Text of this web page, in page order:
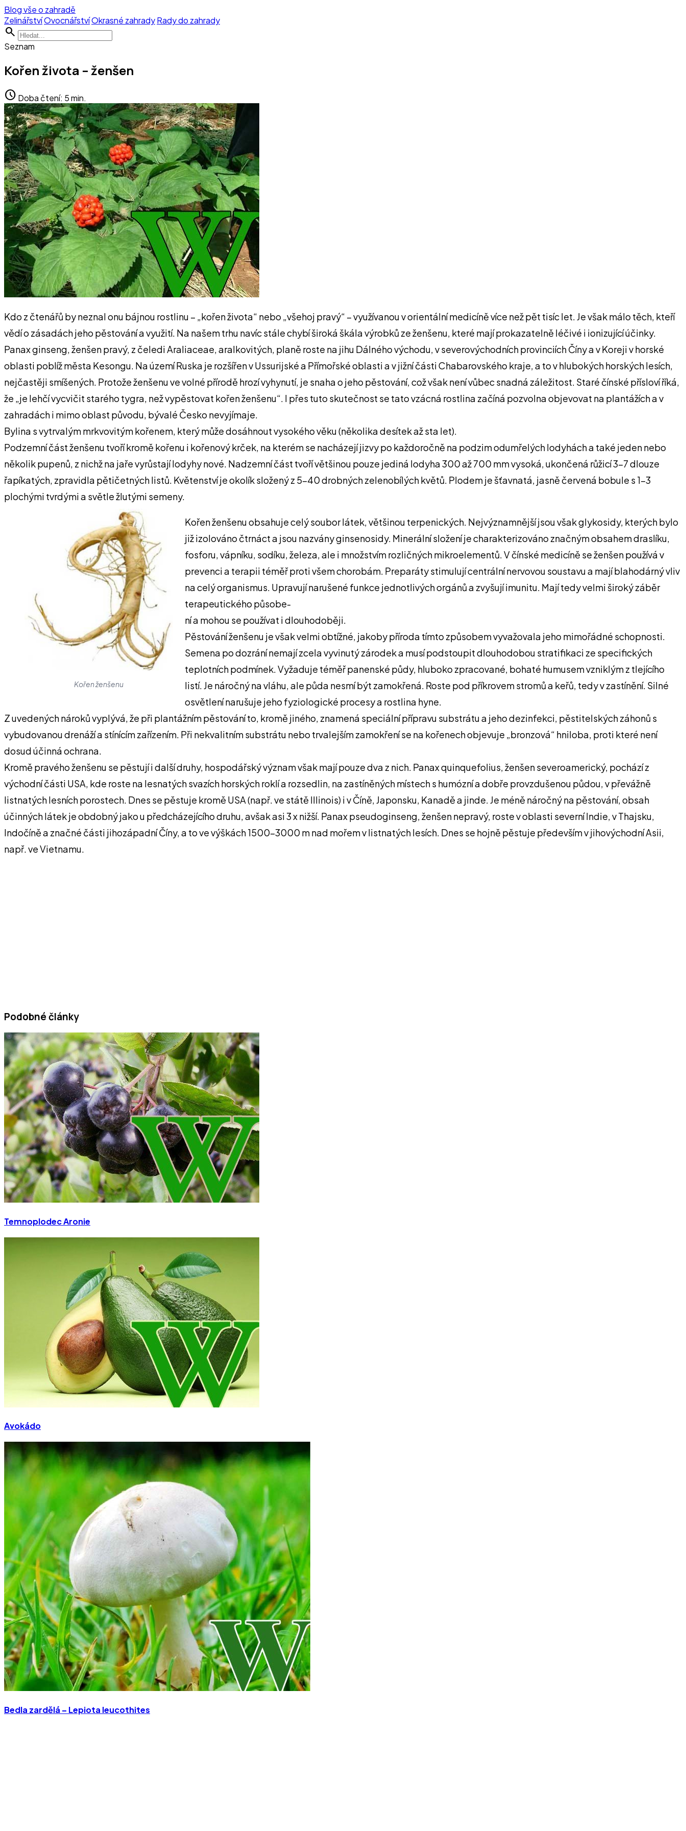
Blog vše o zahradě
ZelinářstvíOvocnářstvíOkrasné zahradyRady do zahrady
search
Seznam
Kořen života – ženšen
schedule Doba čtení: 5 min.
Kdo z čtenářů by neznal onu bájnou rostlinu – „kořen života“ nebo „všehoj pravý“ – využívanou v orientální medicíně více než pět tisíc let. Je však málo těch, kteří
vědí o zásadách jeho pěstování a využití. Na našem trhu navíc stále chybí široká škála výrobků ze ženšenu, které mají prokazatelně léčivé i ionizující účinky.
Panax ginseng, ženšen pravý, z čeledi Araliaceae, aralkovitých, planě roste na jihu Dálného východu, v severovýchodních provinciích Číny a v Koreji v horské
oblasti poblíž města Kesongu. Na území Ruska je rozšířen v Ussurijské a Přímořské oblasti a v jižní části Chabarovského kraje, a to v hlubokých horských lesích,
nejčastěji smíšených. Protože ženšenu ve volné přírodě hrozí vyhynutí, je snaha o jeho pěstování, což však není vůbec snadná záležitost. Staré čínské přísloví říká,
že „je lehčí vycvičit starého tygra, než vypěstovat kořen ženšenu“. I přes tuto skutečnost se tato vzácná rostlina začíná pozvolna objevovat na plantážích a v
zahradách i mimo oblast původu, bývalé Česko nevyjímaje.
Bylina s vytrvalým mrkvovitým kořenem, který může dosáhnout vysokého věku (několika desítek až sta let).
Podzemní část ženšenu tvoří kromě kořenu i kořenový krček, na kterém se nacházejí jizvy po každoročně na podzim odumřelých lodyhách a také jeden nebo
několik pupenů, z nichž na jaře vyrůstají lodyhy nové. Nadzemní část tvoří většinou pouze jediná lodyha 300 až 700 mm vysoká, ukončená růžicí 3-7 dlouze
řapíkatých, zpravidla pětičetných listů. Květenství je okolík složený z 5-40 drobných zelenobílých květů. Plodem je šťavnatá, jasně červená bobule s 1-3
plochými tvrdými a světle žlutými semeny.
Kořen ženšenu
Kořen ženšenu obsahuje celý soubor látek, většinou terpenických. Nejvýznamnější jsou však glykosidy, kterých bylo
již izolováno čtrnáct a jsou nazvány ginsenosidy. Minerální složení je charakterizováno značným obsahem draslíku,
fosforu, vápníku, sodíku, železa, ale i množstvím rozličných mikroelementů. V čínské medicíně se ženšen používá v
prevenci a terapii téměř proti všem chorobám. Preparáty stimulují centrální nervovou soustavu a mají blahodárný vliv
na celý organismus. Upravují narušené funkce jednotlivých orgánů a zvyšují imunitu. Mají tedy velmi široký záběr
terapeutického působe-
ní a mohou se používat i dlouhodoběji.
Pěstování ženšenu je však velmi obtížné, jakoby příroda tímto způsobem vyvažovala jeho mimořádné schopnosti.
Semena po dozrání nemají zcela vyvinutý zárodek a musí podstoupit dlouhodobou stratifikaci ze specifických
teplotních podmínek. Vyžaduje téměř panenské půdy, hluboko zpracované, bohaté humusem vzniklým z tlejícího
listí. Je náročný na vláhu, ale půda nesmí být zamokřená. Roste pod příkrovem stromů a keřů, tedy v zastínění. Silné
osvětlení narušuje jeho fyziologické procesy a rostlina hyne.
Z uvedených nároků vyplývá, že při plantážním pěstování to, kromě jiného, znamená speciální přípravu substrátu a jeho dezinfekci, pěstitelských záhonů s
vybudovanou drenáží a stínícím zařízením. Při nekvalitním substrátu nebo trvalejším zamokření se na kořenech objevuje „bronzová“ hniloba, proti které není
dosud účinná ochrana.
Kromě pravého ženšenu se pěstují i další druhy, hospodářský význam však mají pouze dva z nich. Panax quinquefolius, ženšen severoamerický, pochází z
východní části USA, kde roste na lesnatých svazích horských roklí a rozsedlin, na zastíněných místech s humózní a dobře provzdušenou půdou, v převážně
listnatých lesních porostech. Dnes se pěstuje kromě USA (např. ve státě Illinois) i v Číně, Japonsku, Kanadě a jinde. Je méně náročný na pěstování, obsah
účinných látek je obdobný jako u předcházejícího druhu, avšak asi 3 x nižší. Panax pseudoginseng, ženšen nepravý, roste v oblasti severní Indie, v Thajsku,
Indočíně a značné části jihozápadní Číny, a to ve výškách 1500-3000 m nad mořem v listnatých lesích. Dnes se hojně pěstuje především v jihovýchodní Asii,
např. ve Vietnamu.
Podobné články
Temnoplodec Aronie
Avokádo
Bedla zardělá – Lepiota leucothites